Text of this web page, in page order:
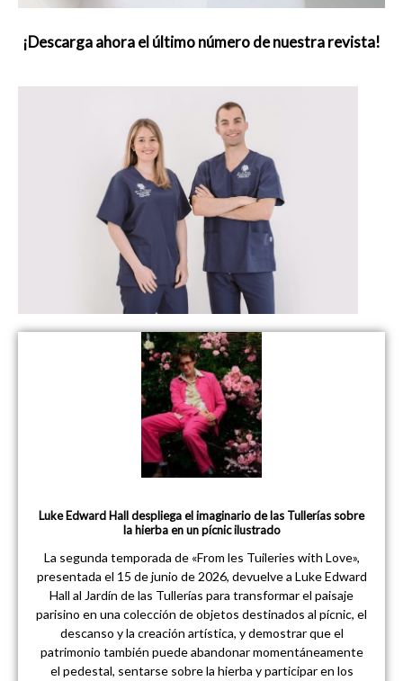
¡Descarga ahora el último número de nuestra revista!
Luke Edward Hall despliega el imaginario de las Tullerías sobre
la hierba en un pícnic ilustrado
La segunda temporada de «From les Tuileries with Love»,
presentada el 15 de junio de 2026, devuelve a Luke Edward
Hall al Jardín de las Tullerías para transformar el paisaje
parisino en una colección de objetos destinados al pícnic, el
descanso y la creación artística, y demostrar que el
patrimonio también puede abandonar momentáneamente
el pedestal, sentarse sobre la hierba y participar en los